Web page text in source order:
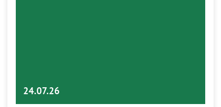
24.07.26